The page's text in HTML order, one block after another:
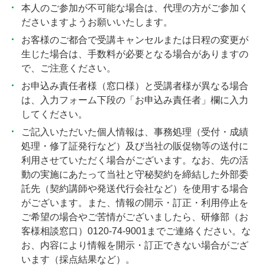
本人のご参加が不可能な場合は、代理の方がご参加く
ださいますようお願いいたします。
お客様のご都合で受講キャンセルまたは日程の変更が
生じた場合は、手数料が必要となる場合がありますの
で、ご注意ください。
お申込み責任者様（窓口様）と受講者様が異なる場合
は、入力フォーム下段の「お申込み責任者」欄に入力
してください。
ご記入いただいた個人情報は、事務処理（受付・成績
処理・修了証発行など）及び当社の販促物等の送付に
利用させていただく場合がございます。なお、先の活
動の実施にあたって当社と守秘契約を締結した外部委
託先（契約講師や発送代行会社など）を使用する場合
がございます。また、情報の開示・訂正・利用停止を
ご希望の場合やご苦情がございましたら、研修部（お
客様相談窓口）0120-74-9001までご連絡ください。な
お、内容により情報を開示・訂正できない場合がござ
います（採点結果など）。